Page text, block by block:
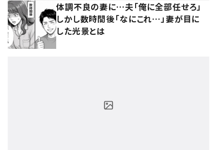
体調不良の妻に…夫「俺に全部任せろ」
しかし数時間後「なにこれ…」妻が目に
した光景とは